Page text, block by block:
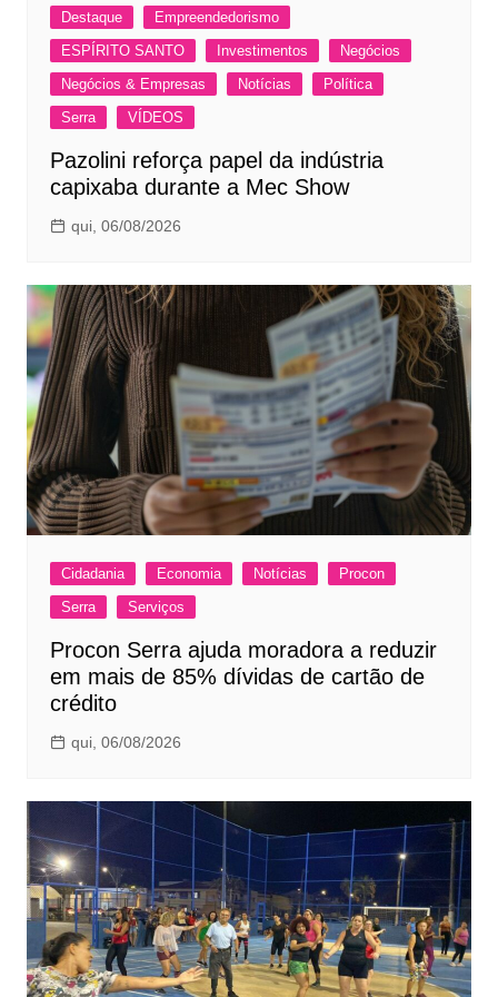
Destaque
Empreendedorismo
ESPÍRITO SANTO
Investimentos
Negócios
Negócios & Empresas
Notícias
Política
Serra
VÍDEOS
Pazolini reforça papel da indústria
capixaba durante a Mec Show
qui, 06/08/2026
Cidadania Economia Notícias
Procon
Serra
Serviços
Procon Serra ajuda moradora a reduzir
em mais de 85% dívidas de cartão de
crédito
qui, 06/08/2026